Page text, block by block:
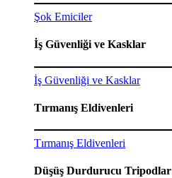
Şok Emiciler
İş Güvenliği ve Kasklar
İş Güvenliği ve Kasklar
Tırmanış Eldivenleri
Tırmanış Eldivenleri
Düşüş Durdurucu Tripodlar